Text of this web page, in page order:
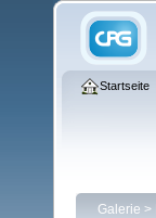
Startseite
Galerie >